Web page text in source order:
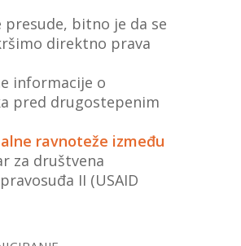
bitno je da se
direktno prava
informacije o
pred drugostepenim
ravnoteže između
za društvena
II (USAID